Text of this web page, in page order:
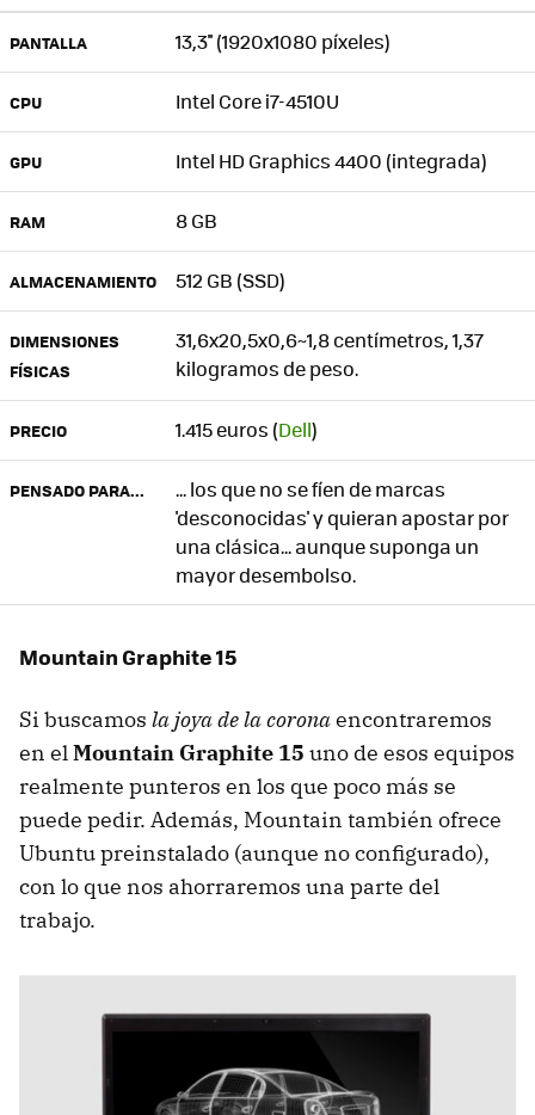
PANTALLA 13,3'' (1920x1080 píxeles)
CPU Intel Core i7-4510U
GPU Intel HD Graphics 4400 (integrada)
RAM 8 GB
ALMACENAMIENTO 512 GB (SSD)
DIMENSIONES
FÍSICAS
31,6x20,5x0,6~1,8 centímetros, 1,37
kilogramos de peso.
PRECIO 1.415 euros (Dell)
PENSADO PARA...
... los que no se fíen de marcas
'desconocidas' y quieran apostar por
una clásica... aunque suponga un
mayor desembolso.
Mountain Graphite 15
Si buscamos la joya de la coronaencontraremos
en elMountain Graphite 15 uno de esos equipos
realmente punteros en los que poco más se
puede pedir. Además, Mountain también ofrece
Ubuntu preinstalado (aunque no configurado),
con lo que nos ahorraremos una parte del
trabajo.